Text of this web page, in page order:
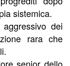
sistemica.
dei
rara che
senior dello